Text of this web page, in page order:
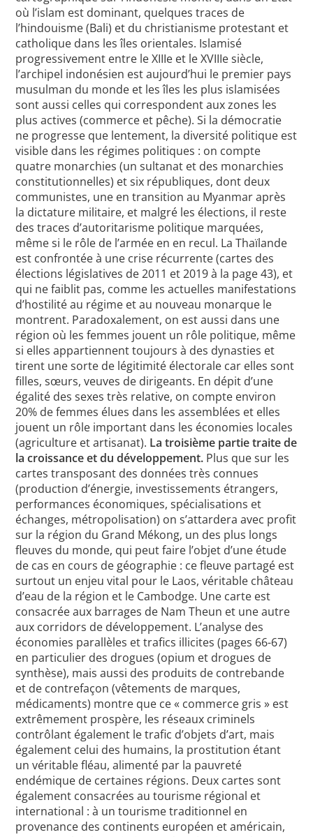
où l’islam est dominant, quelques traces de
l’hindouisme (Bali) et du christianisme protestant et
catholique dans les îles orientales. Islamisé
progressivement entre le XIIIe et le XVIIIe siècle,
l’archipel indonésien est aujourd’hui le premier pays
musulman du monde et les îles les plus islamisées
sont aussi celles qui correspondent aux zones les
plus actives (commerce et pêche). Si la démocratie
ne progresse que lentement, la diversité politique est
visible dans les régimes politiques : on compte
quatre monarchies (un sultanat et des monarchies
constitutionnelles) et six républiques, dont deux
communistes, une en transition au Myanmar après
la dictature militaire, et malgré les élections, il reste
des traces d’autoritarisme politique marquées,
même si le rôle de l’armée en en recul. La Thaïlande
est confrontée à une crise récurrente (cartes des
élections législatives de 2011 et 2019 à la page 43), et
qui ne faiblit pas, comme les actuelles manifestations
d’hostilité au régime et au nouveau monarque le
montrent. Paradoxalement, on est aussi dans une
région où les femmes jouent un rôle politique, même
si elles appartiennent toujours à des dynasties et
tirent une sorte de légitimité électorale car elles sont
filles, sœurs, veuves de dirigeants. En dépit d’une
égalité des sexes très relative, on compte environ
20% de femmes élues dans les assemblées et elles
jouent un rôle important dans les économies locales
(agriculture et artisanat). La troisième partie traite de
la croissance et du développement. Plus que sur les
cartes transposant des données très connues
(production d’énergie, investissements étrangers,
performances économiques, spécialisations et
échanges, métropolisation) on s’attardera avec profit
sur la région du Grand Mékong, un des plus longs
fleuves du monde, qui peut faire l’objet d’une étude
de cas en cours de géographie : ce fleuve partagé est
surtout un enjeu vital pour le Laos, véritable château
d’eau de la région et le Cambodge. Une carte est
consacrée aux barrages de Nam Theun et une autre
aux corridors de développement. L’analyse des
économies parallèles et trafics illicites (pages 66-67)
en particulier des drogues (opium et drogues de
synthèse), mais aussi des produits de contrebande
et de contrefaçon (vêtements de marques,
médicaments) montre que ce « commerce gris » est
extrêmement prospère, les réseaux criminels
contrôlant également le trafic d’objets d’art, mais
également celui des humains, la prostitution étant
un véritable fléau, alimenté par la pauvreté
endémique de certaines régions. Deux cartes sont
également consacrées au tourisme régional et
international : à un tourisme traditionnel en
provenance des continents européen et américain,